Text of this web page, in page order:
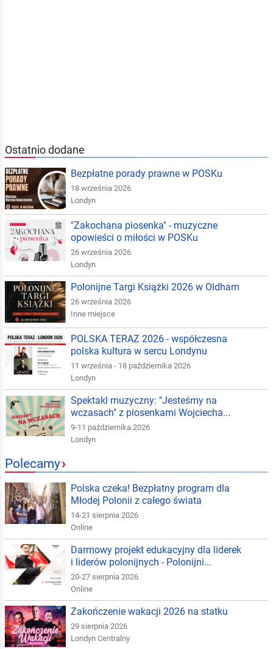
Ostatnio dodane
Bezpłatne porady prawne w POSKu
18 września 2026
Londyn
"Zakochana piosenka" - muzyczne
opowieści o miłości w POSKu
26 września 2026
Londyn
Polonijne Targi Książki 2026 w Oldham
26 września 2026
Inne miejsce
POLSKA TERAZ 2026 - współczesna
polska kultura w sercu Londynu
11 września - 18 października 2026
Londyn
Spektakl muzyczny: "Jesteśmy na
wczasach" z piosenkami Wojciecha...
9-11 października 2026
Londyn
Polecamy›
Polska czeka! Bezpłatny program dla
Młodej Polonii z całego świata
14-21 sierpnia 2026
Online
Darmowy projekt edukacyjny dla liderek
i liderów polonijnych - Polonijni...
20-27 sierpnia 2026
Online
Zakończenie wakacji 2026 na statku
29 sierpnia 2026
Londyn Centralny